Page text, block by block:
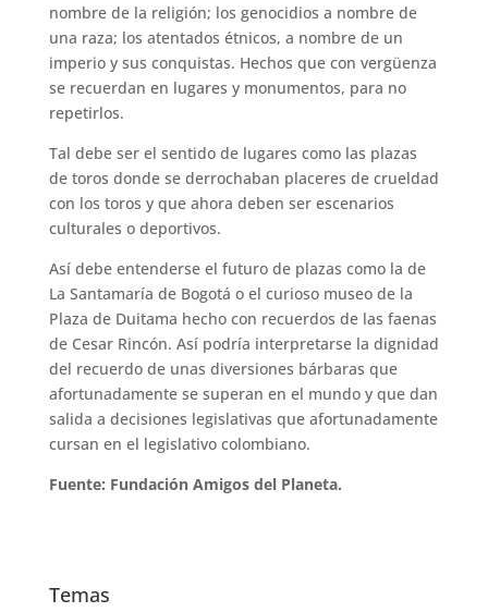
nombre de la religión; los genocidios a nombre de
una raza; los atentados étnicos, a nombre de un
imperio y sus conquistas. Hechos que con vergüenza
se recuerdan en lugares y monumentos, para no
repetirlos.
Tal debe ser el sentido de lugares como las plazas
de toros donde se derrochaban placeres de crueldad
con los toros y que ahora deben ser escenarios
culturales o deportivos.
Así debe entenderse el futuro de plazas como la de
La Santamaría de Bogotá o el curioso museo de la
Plaza de Duitama hecho con recuerdos de las faenas
de Cesar Rincón. Así podría interpretarse la dignidad
del recuerdo de unas diversiones bárbaras que
afortunadamente se superan en el mundo y que dan
salida a decisiones legislativas que afortunadamente
cursan en el legislativo colombiano.
Fuente: Fundación Amigos del Planeta.
Temas